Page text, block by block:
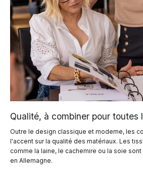
Qualité, à combiner pour toutes
Outre le design classique et moderne, les
l'accent sur la qualité des matériaux. Les
comme la laine, le cachemire ou la soie
en Allemagne.